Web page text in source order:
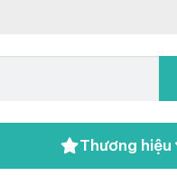
Thương hiệu